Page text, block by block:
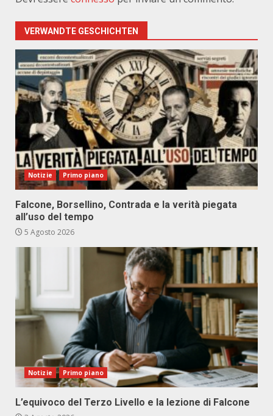
VERWANDTE GESCHICHTEN
Notizie Primo piano
Falcone, Borsellino, Contrada e la verità piegata
all’uso del tempo
5 Agosto 2026
Notizie Primo piano
L’equivoco del Terzo Livello e la lezione di Falcone